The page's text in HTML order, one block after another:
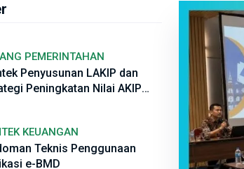
PEMERINTAHAN
Penyusunan LAKIP dan
Peningkatan Nilai AKIP
KEUANGAN
Teknis Penggunaan
e-BMD